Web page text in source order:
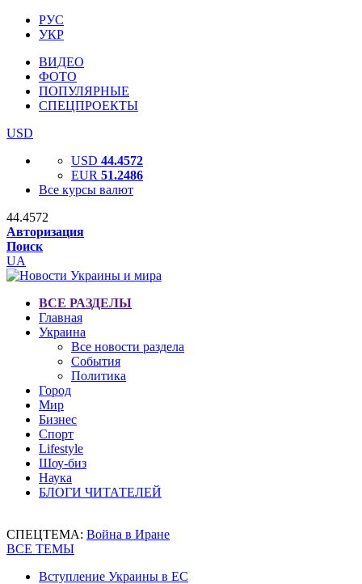
РУС
УКР
ВИДЕО
ФОТО
ПОПУЛЯРНЫЕ
СПЕЦПРОЕКТЫ
USD
USD 44.4572
EUR 51.2486
Все курсы валют
44.4572
Авторизация
Поиск
UA
ВСЕ РАЗДЕЛЫ
Главная
Украина
Все новости раздела
События
Политика
Город
Мир
Бизнес
Спорт
Lifestyle
Шоу-биз
Наука
БЛОГИ ЧИТАТЕЛЕЙ
СПЕЦТЕМА: Война в Иране
ВСЕ ТЕМЫ
Вступление Украины в ЕС